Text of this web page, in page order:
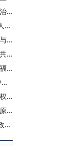
陶庆 石园园：在“田野”中发现和发展政治科学——兼评从“人类学的田野”到“田野政治学”
陶庆：回归“民族志”与重塑马克思主义人类学
陶庆：公民利益表达与聚合机制的转型与整合——从国家“政治安排”到公民结社“政治嵌入”的路径
陶庆：宪法财产权视野下的公民参与公共预算*
陶庆：合法性的时空转换——以南方市福街草根民间商会为例
陶庆 孙广厦：中国共产党在早期执政中的宪政思想探源——“俄共（布）党团——苏维埃”政制的主权视角
陶庆：宪政起点：宪法财产权与纳税人权利保障的宪政维度
陶庆：马克思主义政党人民主权的理论原则与政治意义
陶庆：社会和谐治理：“正当妥协”的宪政地方性知识